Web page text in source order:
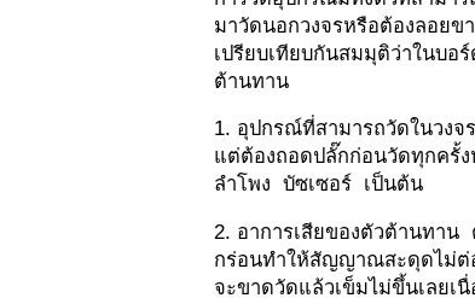
มาวัดนอกวงจรหรือต้องลอย
เปรียบเทียบกันสมมุติว่าในบอ
ต้านทาน
1. อุปกรณ์ที่สามารถวัดในวงจ
แต่ต้องถอดปลั๊กก่อนวัดทุกค
ลำโพง บัซเซอร์ เป็นต้น
2. อาการเสียของตัวต้านทาน
กร่อนทำให้สัญญาณสะดุดไม่ต่
จะขาดวัดแล้วเข็มไม่ขึ้นเลยเ